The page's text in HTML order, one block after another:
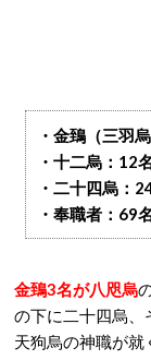
・金鵄（三羽
・十二烏：12
・二十四烏：
・奉職者：69
金鵄3名が八咫烏
の下に二十四烏、
天狗烏の神職が就